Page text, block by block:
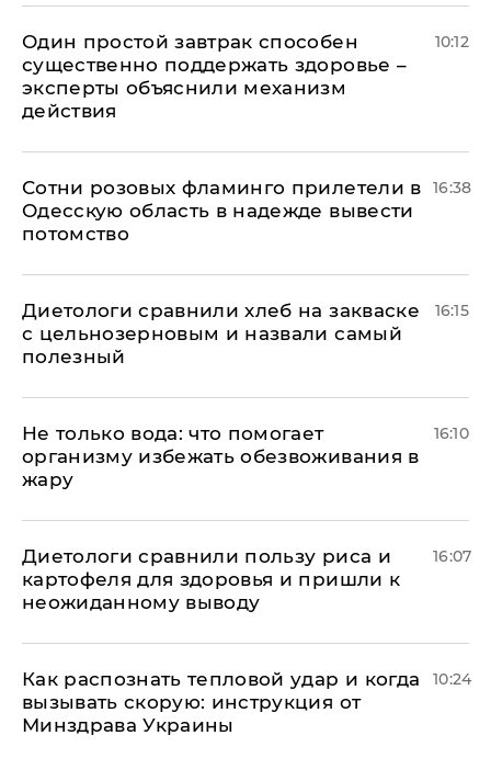
Один простой завтрак способен
существенно поддержать здоровье –
эксперты объяснили механизм
действия
10:12
Сотни розовых фламинго прилетели в
Одесскую область в надежде вывести
потомство
16:38
Диетологи сравнили хлеб на закваске
с цельнозерновым и назвали самый
полезный
16:15
Не только вода: что помогает
организму избежать обезвоживания в
жару
16:10
Диетологи сравнили пользу риса и
картофеля для здоровья и пришли к
неожиданному выводу
16:07
Как распознать тепловой удар и когда
вызывать скорую: инструкция от
Минздрава Украины
10:24